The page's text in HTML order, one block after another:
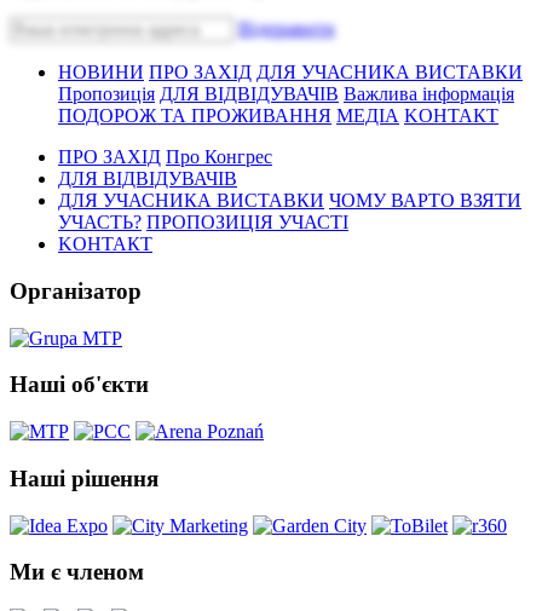
Bідправити
НОВИНИ ПРО ЗАХІД ДЛЯ УЧАСНИКА ВИСТАВКИ
Пропозиція ДЛЯ ВІДВІДУВАЧІВ Важлива інформація
ПОДОРОЖ ТА ПРОЖИВАННЯ МЕДІА KОНТАКТ
ПРО ЗАХІД Про Конгрес
ДЛЯ ВІДВІДУВАЧІВ
ДЛЯ УЧАСНИКА ВИСТАВКИ ЧОМУ ВАРТО ВЗЯТИ
УЧАСТЬ? ПРОПОЗИЦІЯ УЧАСТІ
KОНТАКТ
Організатор
Наші об'єкти
Наші рішення
Ми є членом